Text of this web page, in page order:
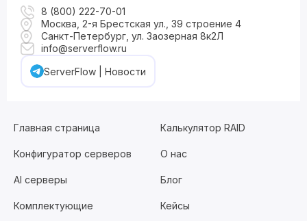
8 (800) 222-70-01
Москва, 2-я Брестская ул., 39 строение 4
Санкт-Петербург, ул. Заозерная 8к2Л
info@serverflow.ru
ServerFlow | Новости
Главная страница Калькулятор RAID
Конфигуратор серверов О нас
AI серверы Блог
Комплектующие Кейсы